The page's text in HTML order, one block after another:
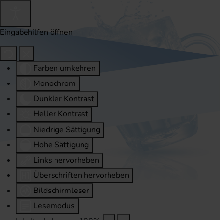
Eingabehilfen öffnen
Farben umkehren
Monochrom
Dunkler Kontrast
Heller Kontrast
Niedrige Sättigung
Hohe Sättigung
Links hervorheben
Überschriften hervorheben
Bildschirmleser
Lesemodus